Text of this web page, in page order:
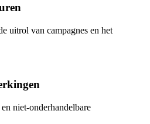
uitrol van campagnes en het
niet-onderhandelbare